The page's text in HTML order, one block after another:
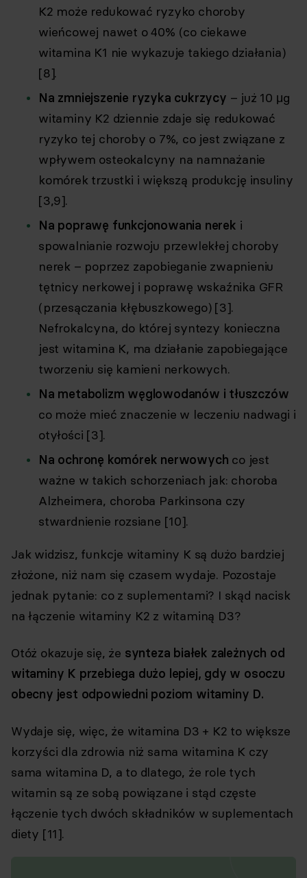
K2 może redukować ryzyko choroby
wieńcowej nawet o 40% (co ciekawe
witamina K1 nie wykazuje takiego działania)
[8].
Na zmniejszenie ryzyka cukrzycy – już 10 μg
witaminy K2 dziennie zdaje się redukować
ryzyko tej choroby o 7%, co jest związane z
wpływem osteokalcyny na namnażanie
komórek trzustki i większą produkcję insuliny
[3,9].
Na poprawę funkcjonowania nerek i
spowalnianie rozwoju przewlekłej choroby
nerek – poprzez zapobieganie zwapnieniu
tętnicy nerkowej i poprawę wskaźnika GFR
(przesączania kłębuszkowego) [3].
Nefrokalcyna, do której syntezy konieczna
jest witamina K, ma działanie zapobiegające
tworzeniu się kamieni nerkowych.
Na metabolizm węglowodanów i tłuszczów
co może mieć znaczenie w leczeniu nadwagi i
otyłości [3].
Na ochronę komórek nerwowych co jest
ważne w takich schorzeniach jak: choroba
Alzheimera, choroba Parkinsona czy
stwardnienie rozsiane [10].
Jak widzisz, funkcje witaminy K są dużo bardziej
złożone, niż nam się czasem wydaje. Pozostaje
jednak pytanie: co z suplementami? I skąd nacisk
na łączenie witaminy K2 z witaminą D3?
Otóż okazuje się, że synteza białek zależnych od
witaminy K przebiega dużo lepiej, gdy w osoczu
obecny jest odpowiedni poziom witaminy D.
Wydaje się, więc, że witamina D3 + K2 to większe
korzyści dla zdrowia niż sama witamina K czy
sama witamina D, a to dlatego, że role tych
witamin są ze sobą powiązane i stąd częste
łączenie tych dwóch składników w suplementach
diety [11].